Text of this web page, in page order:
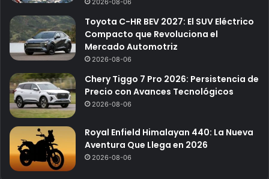
2026-08-06
Toyota C-HR BEV 2027: El SUV Eléctrico
Compacto que Revoluciona el
Mercado Automotriz
2026-08-06
Chery Tiggo 7 Pro 2026: Persistencia de
Precio con Avances Tecnológicos
2026-08-06
Royal Enfield Himalayan 440: La Nueva
Aventura Que Llega en 2026
2026-08-06